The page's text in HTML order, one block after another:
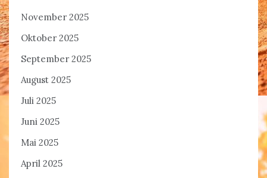
November 2025
Oktober 2025
September 2025
August 2025
Juli 2025
Juni 2025
Mai 2025
April 2025